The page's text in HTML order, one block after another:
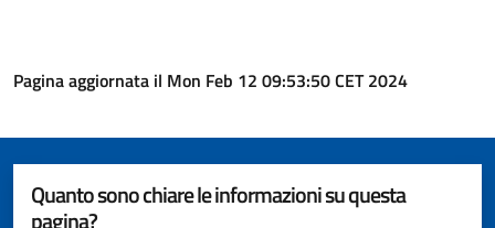
Pagina aggiornata il Mon Feb 12 09:53:50 CET 2024
Quanto sono chiare le informazioni su questa
pagina?